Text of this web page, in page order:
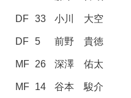
DF 33 小川 大空
DF 5 前野 貴徳
MF 26 深澤 佑太
MF 14 谷本 駿介